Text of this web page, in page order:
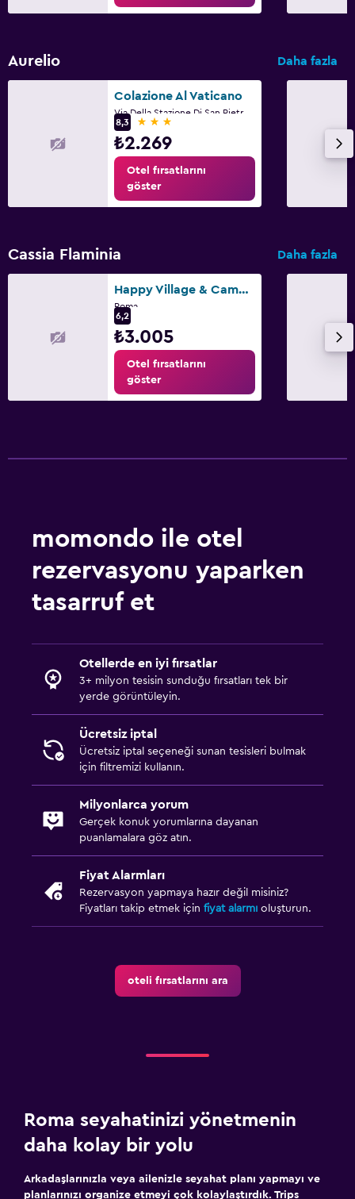
Aurelio Daha fazla
Colazione Al Vaticano
Via Della Stazione Di San Pietro 40, Roma
8,3
3 yıldız
₺2.269
Otel fırsatlarını
göster
Cassia Flaminia Daha fazla
Happy Village & Camping
Roma
6,2
₺3.005
Otel fırsatlarını
göster
momondo ile otel
rezervasyonu yaparken
tasarruf et
Otellerde en iyi fırsatlar
3+ milyon tesisin sunduğu fırsatları tek bir
yerde görüntüleyin.
Ücretsiz iptal
Ücretsiz iptal seçeneği sunan tesisleri bulmak
için filtremizi kullanın.
Milyonlarca yorum
Gerçek konuk yorumlarına dayanan
puanlamalara göz atın.
Fiyat Alarmları
Rezervasyon yapmaya hazır değil misiniz?
Fiyatları takip etmek için fiyat alarmı oluşturun.
oteli fırsatlarını ara
Roma seyahatinizi yönetmenin
daha kolay bir yolu
Arkadaşlarınızla veya ailenizle seyahat planı yapmayı ve
planlarınızı organize etmeyi çok kolaylaştırdık. Trips